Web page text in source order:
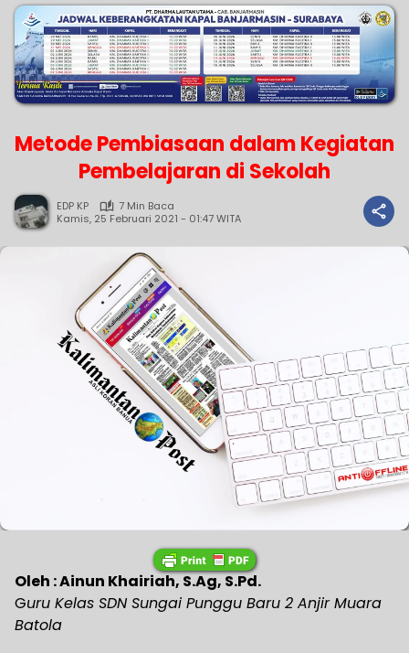
Metode Pembiasaan dalam Kegiatan
Pembelajaran di Sekolah
EDP KP
7 Min Baca
Kamis, 25 Februari 2021 - 01:47 WITA
Oleh : Ainun Khairiah, S.Ag, S.Pd.
Guru Kelas SDN Sungai Punggu Baru 2 Anjir Muara
Batola